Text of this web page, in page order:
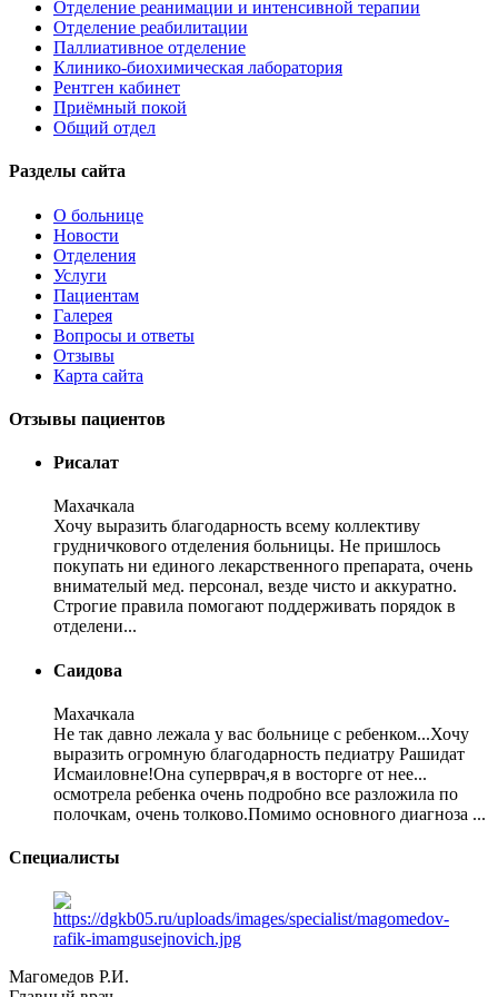
Отделение реанимации и интенсивной терапии
Отделение реабилитации
Паллиативное отделение
Клинико-биохимическая лаборатория
Рентген кабинет
Приёмный покой
Общий отдел
Разделы сайта
О больнице
Новости
Отделения
Услуги
Пациентам
Галерея
Вопросы и ответы
Отзывы
Карта сайта
Отзывы пациентов
Рисалат
Махачкала
Хочу выразить благодарность всему коллективу
грудничкового отделения больницы. Не пришлось
покупать ни единого лекарственного препарата, очень
внимателый мед. персонал, везде чисто и аккуратно.
Строгие правила помогают поддерживать порядок в
отделени...
Саидова
Махачкала
Не так давно лежала у вас больнице с ребенком...Хочу
выразить огромную благодарность педиатру Рашидат
Исмаиловне!Она суперврач,я в восторге от нее...
осмотрела ребенка очень подробно все разложила по
полочкам, очень толково.Помимо основного диагноза ...
Специалисты
Магомедов Р.И.